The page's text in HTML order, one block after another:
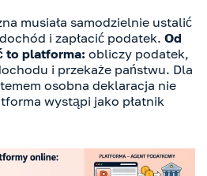
musiała samodzielnie ustalić
i zapłacić podatek. Od
to platforma: obliczy podatek,
i przekaże państwu. Dla
osobna deklaracja nie
wystąpi jako płatnik